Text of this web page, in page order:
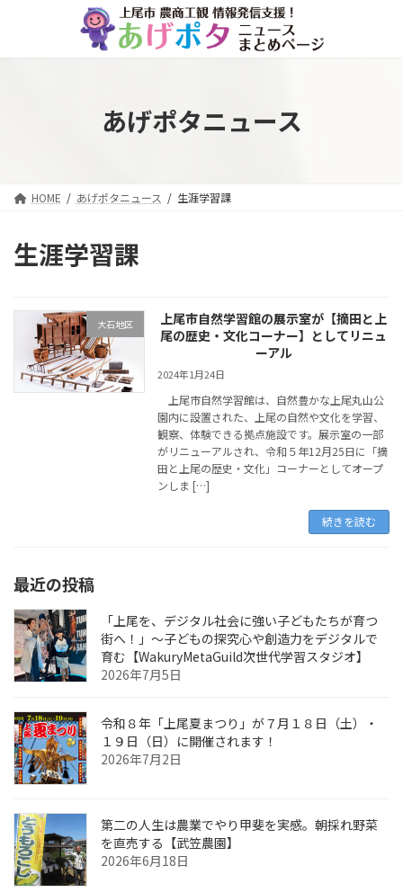
ン
ー
あげポタニュース
HOME あげポタニュース 生涯学習課
生涯学習課
大石地区
上尾市自然学習館の展示室が【摘田と上
尾の歴史・文化コーナー】としてリニュ
ーアル
2024年1月24日
上尾市自然学習館は、自然豊かな上尾丸山公
園内に設置された、上尾の自然や文化を学習、
観察、体験できる拠点施設です。展示室の一部
がリニューアルされ、令和５年12月25日に「摘
田と上尾の歴史・文化」コーナーとしてオープ
ンしま […]
続きを読む
最近の投稿
「上尾を、デジタル社会に強い子どもたちが育つ
街へ！」〜子どもの探究心や創造力をデジタルで
育む【WakuryMetaGuild次世代学習スタジオ】
2026年7月5日
令和８年「上尾夏まつり」が７月１８日（土）・
１９日（日）に開催されます！
2026年7月2日
第二の人生は農業でやり甲斐を実感。朝採れ野菜
を直売する【武笠農園】
2026年6月18日